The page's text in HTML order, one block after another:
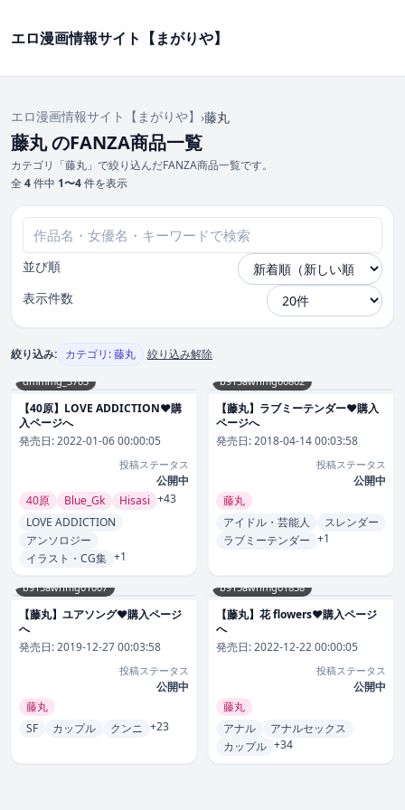
エロ漫画情報サイト【まがりや】
エロ漫画情報サイト【まがりや】 ›藤丸
藤丸 のFANZA商品一覧
カテゴリ「藤丸」で絞り込んだFANZA商品一覧です。
全 4件中 1〜4件を表示
並び順
表示件数
絞り込み: カテゴリ: 藤丸 絞り込み解除
dmmmg_3703
【40原】LOVE ADDICTION❤購
入ページへ
発売日:2022-01-06 00:00:05
投稿ステータス
公開中
40原
Blue_Gk Hisasi +43
LOVE ADDICTION
アンソロジー
イラスト・CG集 +1
b915awnmg00802
【藤丸】ラブミーテンダー❤購入
ページへ
発売日:2018-04-14 00:03:58
投稿ステータス
公開中
藤丸
アイドル・芸能人
スレンダー
ラブミーテンダー +1
b915awnmg01007
【藤丸】ユアソング❤購入ページ
へ
発売日:2019-12-27 00:03:58
投稿ステータス
公開中
藤丸
SF
カップル クンニ +23
b915awnmg01838
【藤丸】花 flowers❤購入ページ
へ
発売日:2022-12-22 00:00:05
投稿ステータス
公開中
藤丸
アナル
アナルセックス
カップル +34